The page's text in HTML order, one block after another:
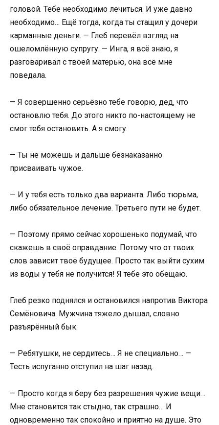
головой. Тебе необходимо лечиться. И уже давно
необходимо… Ещё тогда, когда ты стащил у дочери
карманные деньги. — Глеб перевёл взгляд на
ошеломлённую супругу. — Инга, я всё знаю, я
разговаривал с твоей матерью, она всё мне
поведала.
— Я совершенно серьёзно тебе говорю, дед, что
остановлю тебя. До этого никто по-настоящему не
смог тебя остановить. А я смогу.
— Ты не можешь и дальше безнаказанно
присваивать чужое.
— И у тебя есть только два варианта. Либо тюрьма,
либо обязательное лечение. Третьего пути не будет.
— Поэтому прямо сейчас хорошенько подумай, что
скажешь в своё оправдание. Потому что от твоих
слов зависит твоё будущее. Просто так выйти сухим
из воды у тебя не получится! Я тебе это обещаю.
Глеб резко поднялся и остановился напротив Виктора
Семёновича. Мужчина тяжело дышал, словно
разъярённый бык.
— Ребятушки, не сердитесь… Я не специально… —
Тесть испуганно отступил на шаг назад.
— Просто когда я беру без разрешения чужие вещи…
Мне становится так стыдно, так страшно… И
одновременно так спокойно и приятно на душе. Это